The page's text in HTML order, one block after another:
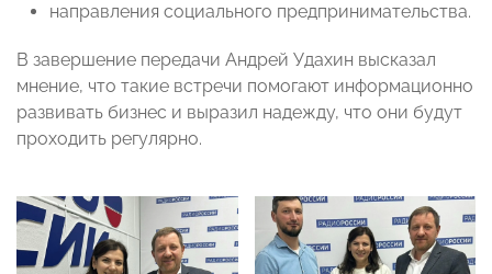
направления социального предпринимательства.
В завершение передачи Андрей Удахин высказал
мнение, что такие встречи помогают информационно
развивать бизнес и выразил надежду, что они будут
проходить регулярно.